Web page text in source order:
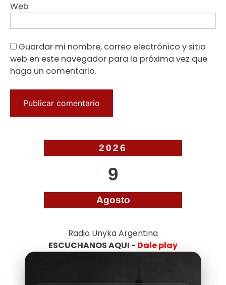
Web
Guardar mi nombre, correo electrónico y sitio
web en este navegador para la próxima vez que
haga un comentario.
2026
9
Agosto
Radio Unyka Argentina
ESCUCHANOS AQUI - Dale play